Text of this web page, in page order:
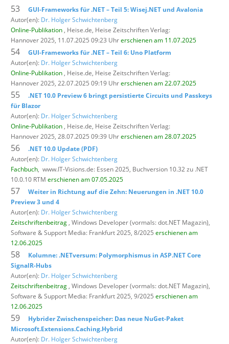
53
GUI-Frameworks für .NET – Teil 5: Wisej.NET und Avalonia
Autor(en): Dr. Holger Schwichtenberg
Online-Publikation , Heise.de, Heise Zeitschriften Verlag:
Hannover 2025, 11.07.2025 09:23 Uhrerschienen am 11.07.2025
54
GUI-Frameworks für .NET – Teil 6: Uno Platform
Autor(en): Dr. Holger Schwichtenberg
Online-Publikation , Heise.de, Heise Zeitschriften Verlag:
Hannover 2025, 22.07.2025 09:19 Uhrerschienen am 22.07.2025
55
.NET 10.0 Preview 6 bringt persistierte Circuits und Passkeys
für Blazor
Autor(en): Dr. Holger Schwichtenberg
Online-Publikation , Heise.de, Heise Zeitschriften Verlag:
Hannover 2025, 28.07.2025 09:39 Uhrerschienen am 28.07.2025
56
.NET 10.0 Update (PDF)
Autor(en): Dr. Holger Schwichtenberg
Fachbuch, www.IT-Visions.de: Essen 2025, Buchversion 10.32 zu .NET
10.0.10 RTM erschienen am 07.05.2025
57
Weiter in Richtung auf die Zehn: Neuerungen in .NET 10.0
Preview 3 und 4
Autor(en): Dr. Holger Schwichtenberg
Zeitschriftenbeitrag , Windows Developer (vormals: dot.NET Magazin),
Software & Support Media: Frankfurt 2025, 8/2025 erschienen am
12.06.2025
58
Kolumne: .NETversum: Polymorphismus in ASP.NET Core
SignalR-Hubs
Autor(en): Dr. Holger Schwichtenberg
Zeitschriftenbeitrag , Windows Developer (vormals: dot.NET Magazin),
Software & Support Media: Frankfurt 2025, 9/2025 erschienen am
12.06.2025
59
Hybrider Zwischenspeicher: Das neue NuGet-Paket
Microsoft.Extensions.Caching.Hybrid
Autor(en): Dr. Holger Schwichtenberg